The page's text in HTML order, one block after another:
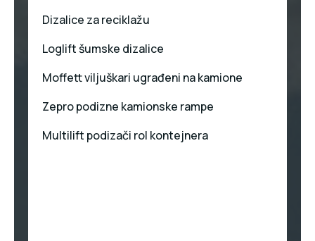
Dizalice za reciklažu
Loglift šumske dizalice
Moffett viljuškari ugrađeni na kamione
Zepro podizne kamionske rampe
Multilift podizači rol kontejnera